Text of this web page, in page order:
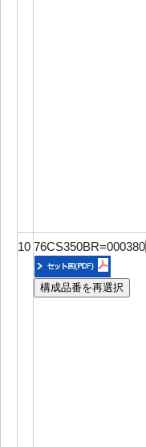
10 76CS350BR=000380
構成品番を再選択